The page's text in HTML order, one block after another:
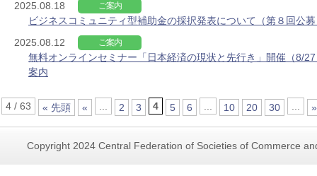
2025.08.18
ご案内
ビジネスコミュニティ型補助金の採択発表について（第８回公
2025.08.12
ご案内
無料オンラインセミナー「日本経済の現状と先行き」開催（8/
案内
4 / 63 « 先頭 « ... 2 3 4 5 6 ... 10 20 30 ... »
Copyright 2024 Central Federation of Societies of Commerce